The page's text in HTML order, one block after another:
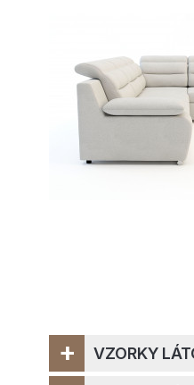
VZORKY
+